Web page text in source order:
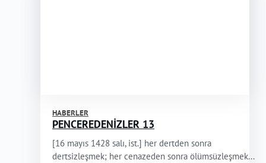
HABERLER
PENCEREDENİZLER 13
[16 mayıs 1428 salı, ist.] her dertden sonra
dertsizleşmek; her cenazeden sonra ölümsüzleşmek...